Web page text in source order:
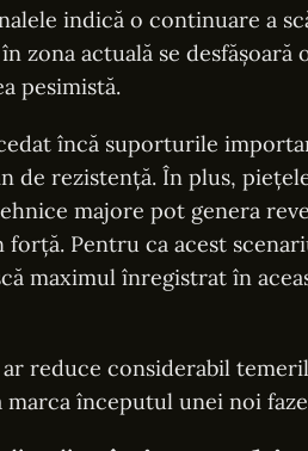
indică o continuare a
zona actuală se
pesimistă.
încă suporturile
de rezistență. În plus,
majore pot genera
Pentru ca acest
maximul înregistrat în
ar reduce considerabil
începutul unei noi